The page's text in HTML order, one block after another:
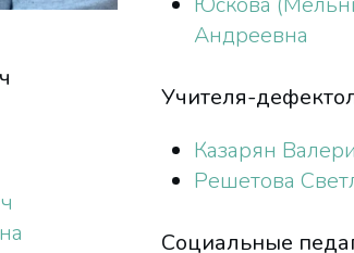
Андреевна
Учителя-
Казарян
Решетова
Социальные